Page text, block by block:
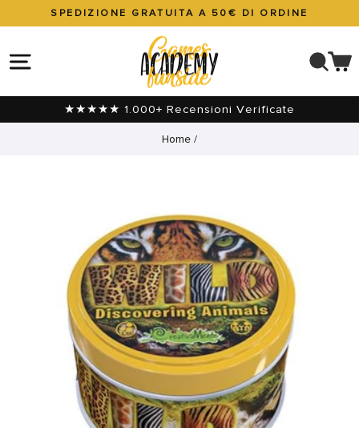
direttamente
contenuti
in
pausa
presentazione
SPEDIZIONE GRATUITA A 50€ DI ORDINE
NAVIGAZIONE DEL SITO
★★★★★ 1.000+ Recensioni Verificate
Home /